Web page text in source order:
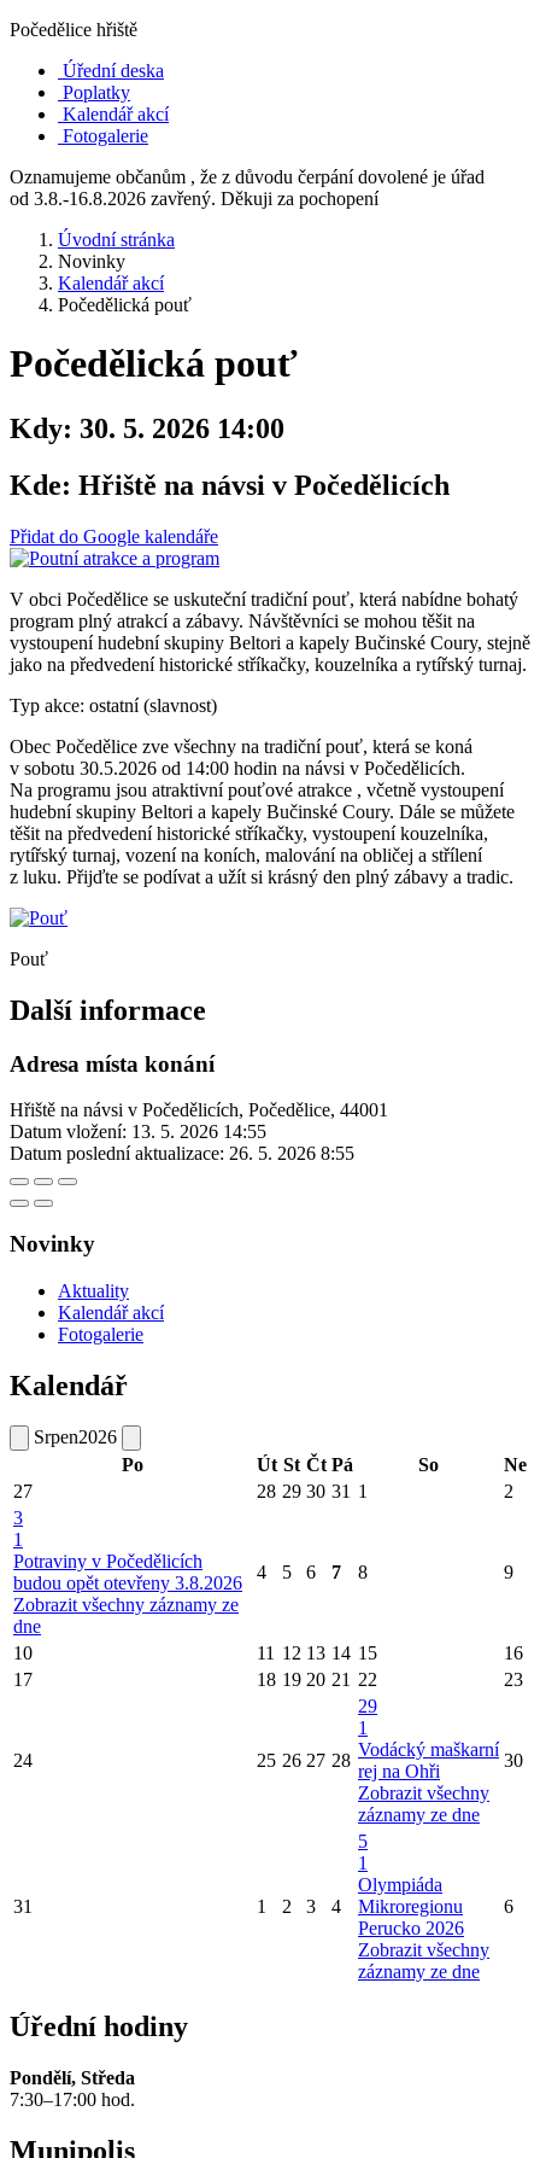
Počedělice hřiště
Úřední deska
Poplatky
Kalendář akcí
Fotogalerie
Oznamujeme občanům , že z důvodu čerpání dovolené je úřad
od 3.8.-16.8.2026 zavřený. Děkuji za pochopení
Úvodní stránka
Novinky
Kalendář akcí
Počedělická pouť
Počedělická pouť
Kdy: 30. 5. 2026 14:00
Kde: Hřiště na návsi v Počedělicích
Přidat do Google kalendáře
V obci Počedělice se uskuteční tradiční pouť, která nabídne bohatý
program plný atrakcí a zábavy. Návštěvníci se mohou těšit na
vystoupení hudební skupiny Beltori a kapely Bučinské Coury, stejně
jako na předvedení historické stříkačky, kouzelníka a rytířský turnaj.
Typ akce: ostatní (slavnost)
Obec Počedělice zve všechny na tradiční pouť, která se koná
v sobotu 30.5.2026 od 14:00 hodin na návsi v Počedělicích.
Na programu jsou atraktivní pouťové atrakce , včetně vystoupení
hudební skupiny Beltori a kapely Bučinské Coury. Dále se můžete
těšit na předvedení historické stříkačky, vystoupení kouzelníka,
rytířský turnaj, vození na koních, malování na obličej a střílení
z luku. Přijďte se podívat a užít si krásný den plný zábavy a tradic.
Pouť
Další informace
Adresa místa konání
Hřiště na návsi v Počedělicích, Počedělice, 44001
Datum vložení: 13. 5. 2026 14:55
Datum poslední aktualizace: 26. 5. 2026 8:55
Novinky
Aktuality
Kalendář akcí
Fotogalerie
Kalendář
Srpen2026
Po
Út St Čt Pá So
Ne
27
28 29 30 31 1
2
3
1
Potraviny v Počedělicích
budou opět otevřeny 3.8.2026
Zobrazit všechny záznamy ze
dne
4 5 6 7 8 9
10 11 12 13 14 15
16
17
18 19 20 21 22 23
24 25 26 27 28
29
1
Vodácký maškarní
rej na Ohři
Zobrazit všechny
záznamy ze dne
30
31 1 2 3 4
5
1
Olympiáda
Mikroregionu
Perucko 2026
Zobrazit všechny
záznamy ze dne
6
Úřední hodiny
Pondělí, Středa
7:30–17:00 hod.
Munipolis